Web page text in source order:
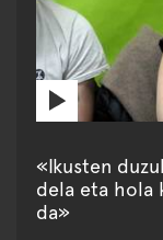
«Ikusten
dela eta hola
da»